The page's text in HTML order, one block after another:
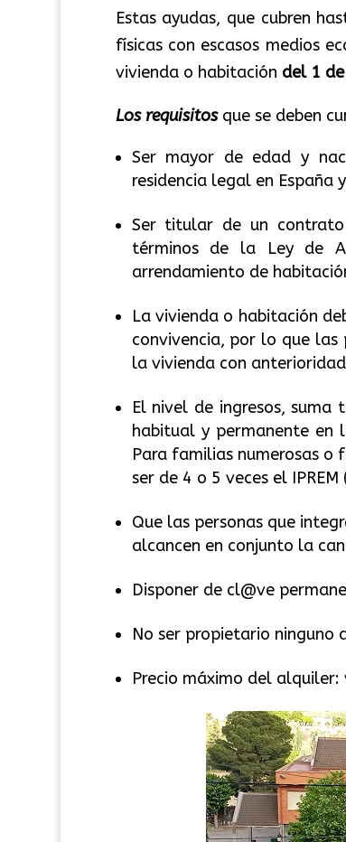
Estas ayudas, que cubren
físicas con escasos medios
vivienda o habitación del 1
Los requisitos que se deben
Ser mayor de edad y
residencia legal en España
Ser titular de un
términos de la Ley de
arrendamiento de
La vivienda o habitación
convivencia, por lo que las
la vivienda con
El nivel de ingresos,
habitual y permanente en
Para familias numerosas o
ser de 4 o 5 veces el
Que las personas que
alcancen en conjunto la
Disponer de cl@ve
No ser propietario ninguno
Precio máximo del